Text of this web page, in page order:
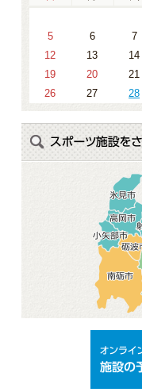
5
6 7
12
13 14
19
20 21
26
27 28